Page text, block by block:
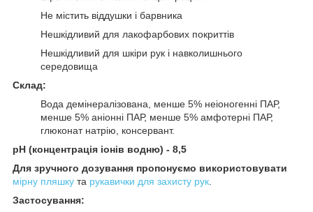
Не містить віддушки і барвника
Нешкідливий для лакофарбових покриттів
Нешкідливий для шкіри рук і навколишнього
середовища
Склад:
Вода демінералізована, менше 5% неіоногенні ПАР,
менше 5% аніонні ПАР, менше 5% амфотерні ПАР,
глюконат натрію, консервант.
рН (концентрація іонів водню) - 8,5
Для зручного дозування пропонуємо використовувати
мірну пляшку та рукавички для захисту рук
Застосування: